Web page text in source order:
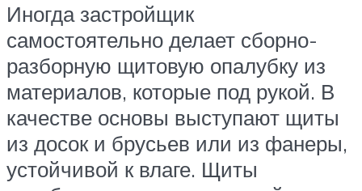
Иногда застройщик
самостоятельно делает сборно-
разборную щитовую опалубку из
материалов, которые под рукой. В
качестве основы выступают щиты
из досок и брусьев или из фанеры,
устойчивой к влаге. Щиты